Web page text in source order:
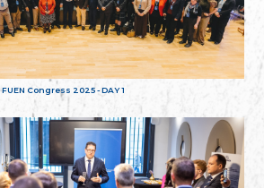
FUEN Congress 2025 - DAY 1